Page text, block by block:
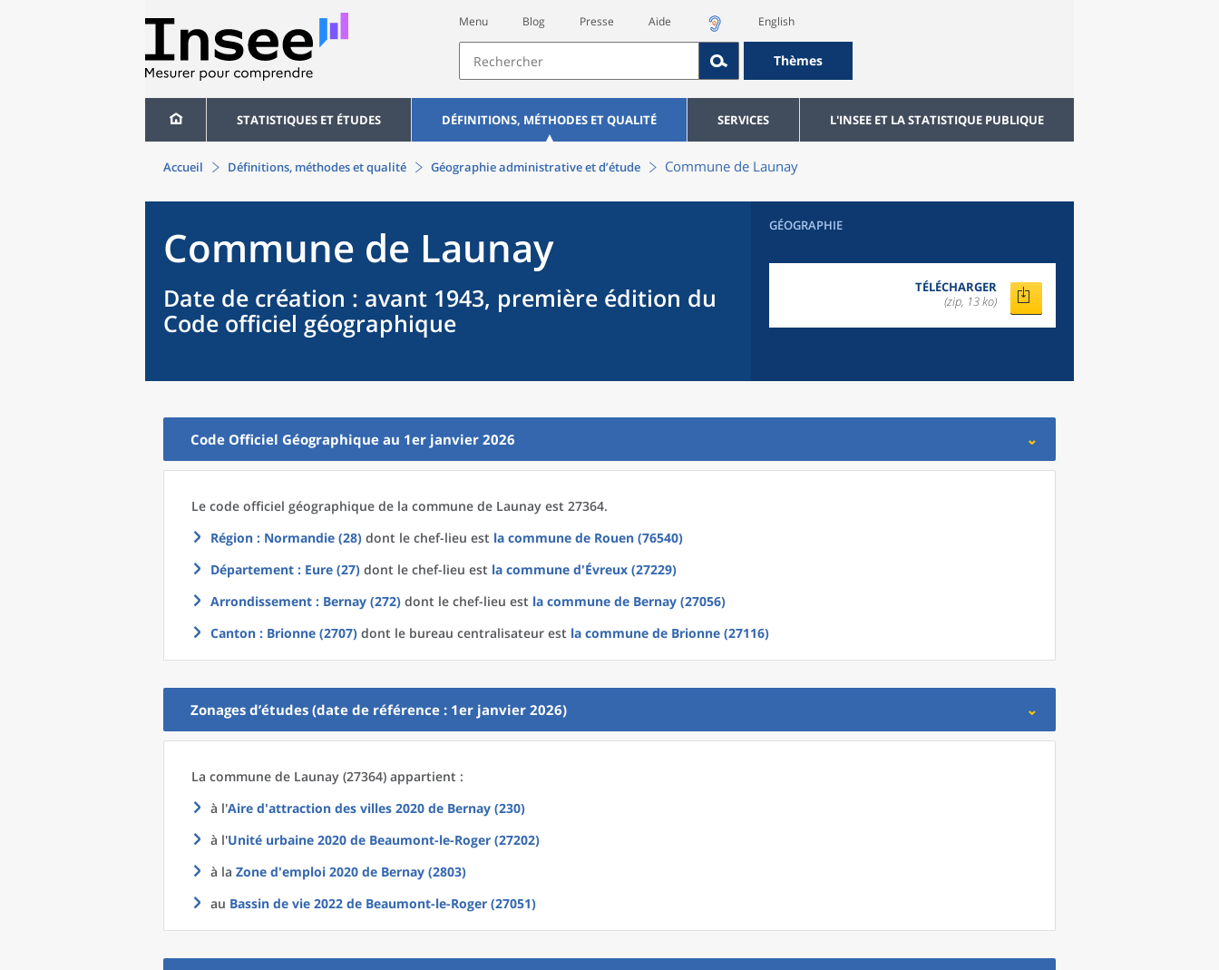
Menu Blog Presse Aide English
Thèmes
STATISTIQUES ET ÉTUDES DÉFINITIONS, MÉTHODES ET QUALITÉ SERVICES L'INSEE ET LA STATISTIQUE PUBLIQUE
Accueil Définitions, méthodes et qualité Géographie administrative et d’étude Commune de Launay
Commune de Launay
Date de création : avant 1943, première édition du
Code officiel géographique
GÉOGRAPHIE
TÉLÉCHARGER
(zip, 13 ko)
Code Officiel Géographique au 1er janvier 2026
Le code officiel géographique de la commune de Launay est 27364.
Région : Normandie (28) dont le chef-lieu est la commune de Rouen (76540)
Département : Eure (27) dont le chef-lieu est la commune d'Évreux (27229)
Arrondissement : Bernay (272) dont le chef-lieu est la commune de Bernay (27056)
Canton : Brionne (2707) dont le bureau centralisateur est la commune de Brionne (27116)
Zonages d’études (date de référence : 1er janvier 2026)
La commune de Launay (27364) appartient :
à l'Aire d'attraction des villes 2020 de Bernay (230)
à l'Unité urbaine 2020 de Beaumont-le-Roger (27202)
à la Zone d'emploi 2020 de Bernay (2803)
au Bassin de vie 2022 de Beaumont-le-Roger (27051)